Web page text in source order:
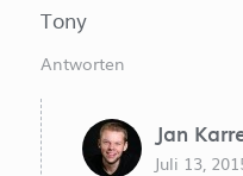
Tony
Antworten
Jan
Juli 13,